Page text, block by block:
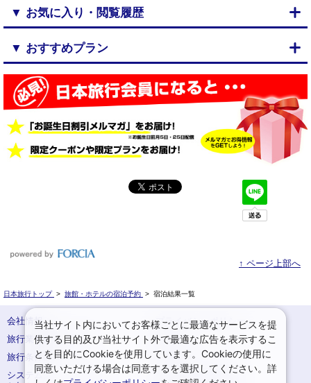
▼ お気に入り・閲覧履歴
▼ おすすめプラン
↑ ページ上部へ
日本旅行トップ > 旅館・ホテルの宿泊予約 > 宿泊結果一覧
会社情報
プライバシーポリシー
旅行業登録票・約款
規約集
旅行条件書
サイトマップ
システムメンテナンスの
お申込みまでの手順
当社サイト内においてお客様ごとに最適なサービスを提
供する目的及び当社サイト外で最適な広告を表示するこ
とを目的にCookieを使用しています。Cookieの使用に
同意いただける場合は同意するを選択してください。詳